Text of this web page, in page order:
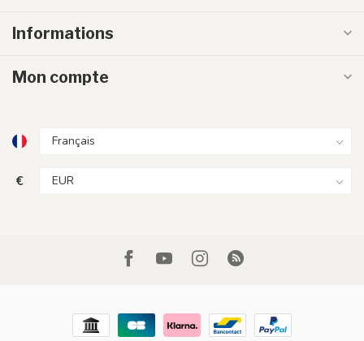
Informations
Mon compte
€